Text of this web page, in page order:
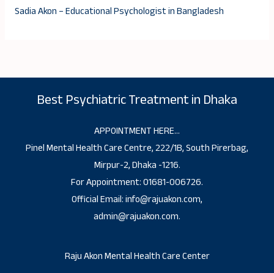
Sadia Akon – Educational Psychologist in Bangladesh
Best Psychiatric Treatment in Dhaka
APPOINTMENT HERE…
Pinel Mental Health Care Centre, 222/1B, South Pirerbag,
Mirpur-2, Dhaka -1216.
For Appointment: 01681-006726.
Official Email: info@rajuakon.com,
admin@rajuakon.com.
Raju Akon Mental Health Care Center